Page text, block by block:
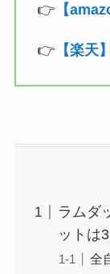
👉 【
👉 【楽天
ラムダ
ットは
全